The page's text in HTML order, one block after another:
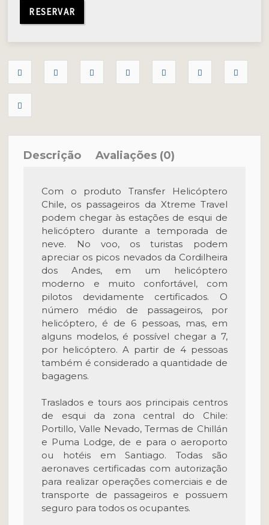
RESERVAR
Descrição Avaliações (0)
Com o produto Transfer Helicóptero
Chile, os passageiros da Xtreme Travel
podem chegar às estações de esqui de
helicóptero durante a temporada de
neve. No voo, os turistas podem
apreciar os picos nevados da Cordilheira
dos Andes, em um helicóptero
moderno e muito confortável, com
pilotos devidamente certificados. O
número médio de passageiros, por
helicóptero, é de 6 pessoas, mas, em
alguns modelos, é possível chegar a 7,
por helicóptero. A partir de 4 pessoas
também é considerado a quantidade de
bagagens.
Traslados e tours aos principais centros
de esqui da zona central do Chile:
Portillo, Valle Nevado, Termas de Chillán
e Puma Lodge, de e para o aeroporto
ou hotéis em Santiago. Todas são
aeronaves certificadas com autorização
para realizar operações comerciais e de
transporte de passageiros e possuem
seguro para todos os ocupantes.